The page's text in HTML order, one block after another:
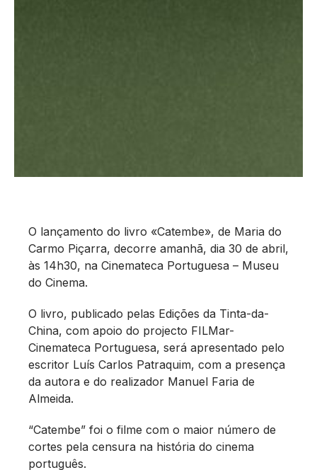
O lançamento do livro «Catembe», de Maria do
Carmo Piçarra, decorre amanhã, dia 30 de abril,
às 14h30, na Cinemateca Portuguesa – Museu
do Cinema.
O livro, publicado pelas Edições da Tinta-da-
China, com apoio do projecto FILMar-
Cinemateca Portuguesa, será apresentado pelo
escritor Luís Carlos Patraquim, com a presença
da autora e do realizador Manuel Faria de
Almeida.
“Catembe” foi o filme com o maior número de
cortes pela censura na história do cinema
português.